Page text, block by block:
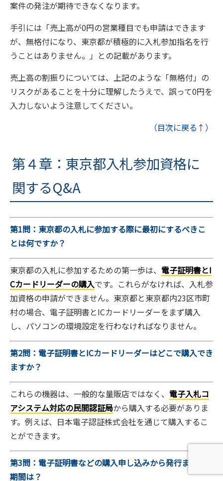
案件の発注が期待できなくなります。
手引には「売上高が0円の営業種目でも申請はできます
が、無格付になり、東京都が積極的に入札参加指名を行
うことはありません。」との記載があります。
売上高の割振りについては、上記のような「無格付」の
リスクがあることを十分に理解したうえで、誤って0円を
入力しないよう注意してください。
（目次に戻る↑）
第４章：東京都入札参加資格に
関するQ&A
第1問：東京都の入札に参加する際に最初にするべきこ
とは何ですか？
東京都の入札に参加するための第一歩は、 電子証明書とI
Cカードリーダーの購入です。これらがなければ、入札参
加資格の申請ができません。東京都と東京都内23区市町
村の場合、電子証明書とICカードリーダーをまず購入
し、パソコンの環境設定を行わなければなりません。
第2問：電子証明書とICカードリーダーはどこで購入でき
ますか？
これらの機器は、一般的な量販店ではなく、 電子入札コ
アシステム対応の民間認証局から購入する必要がありま
す。例えば、日本電子認証株式会社を通じて購入するこ
とができます。
第3問：電子証明書などの購入申し込みから発行までの
期間は？